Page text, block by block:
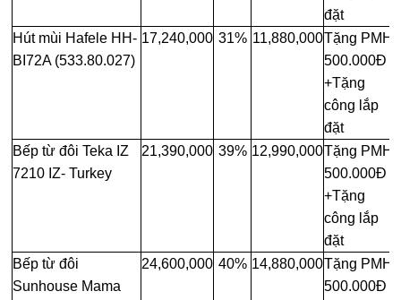
đặt
Hút mùi Hafele HH-
BI72A (533.80.027)
17,240,000 31% 11,880,000Tặng PMH
500.000Đ
+Tặng
công lắp
đặt
Bếp từ đôi Teka IZ
7210 IZ- Turkey
21,390,000 39% 12,990,000Tặng PMH
500.000Đ
+Tặng
công lắp
đặt
Bếp từ đôi
Sunhouse Mama
24,600,000 40% 14,880,000Tặng PMH
500.000Đ